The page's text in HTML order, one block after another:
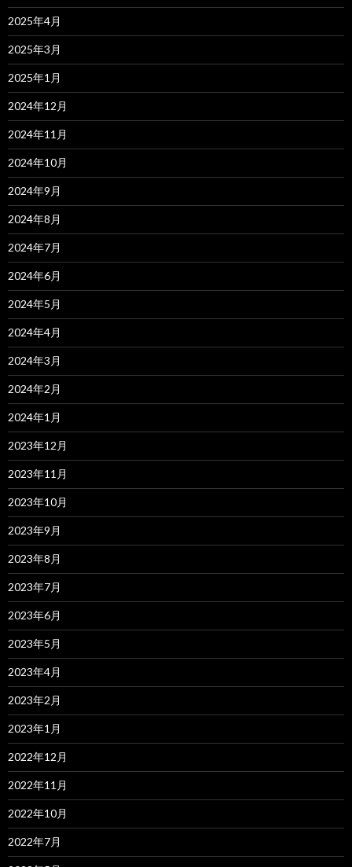
2025年4月
2025年3月
2025年1月
2024年12月
2024年11月
2024年10月
2024年9月
2024年8月
2024年7月
2024年6月
2024年5月
2024年4月
2024年3月
2024年2月
2024年1月
2023年12月
2023年11月
2023年10月
2023年9月
2023年8月
2023年7月
2023年6月
2023年5月
2023年4月
2023年2月
2023年1月
2022年12月
2022年11月
2022年10月
2022年7月